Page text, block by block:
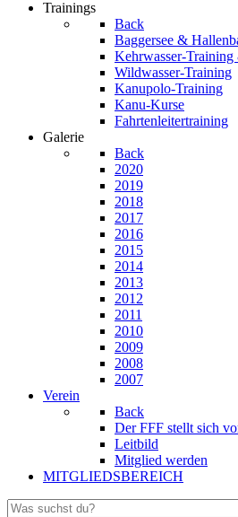
Trainings
Back
Baggersee &
Kehrwasser-
Wildwasser-Training
Kanupolo-Training
Kanu-Kurse
Fahrtenleitertraining
Galerie
Back
2020
2019
2018
2017
2016
2015
2014
2013
2012
2011
2010
2009
2008
2007
Verein
Back
Der FFF stellt sich
Leitbild
Mitglied werden
MITGLIEDSBEREICH